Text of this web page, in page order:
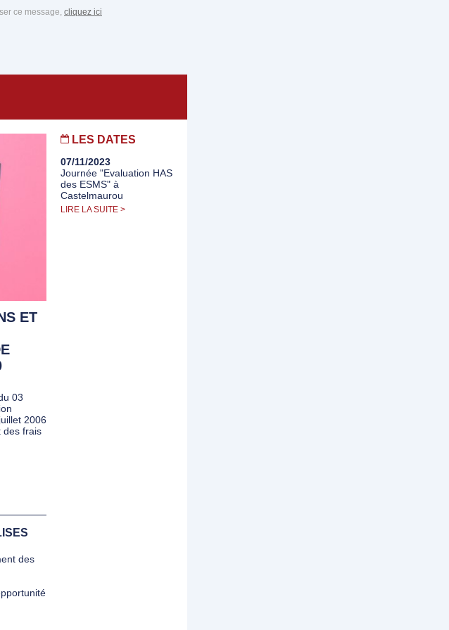
ce message, cliquez ici
ET
03
2006
des frais
des
LES DATES
07/11/2023
Journée "Evaluation HAS
des ESMS" à
Castelmaurou
LIRE LA SUITE >